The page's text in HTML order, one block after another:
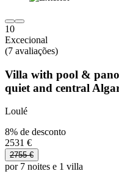
10
Excecional
(7 avaliações)
Villa with pool &
quiet and central
Loulé
8% de desconto
2531 €
2755 €
por 7 noites e 1 villa